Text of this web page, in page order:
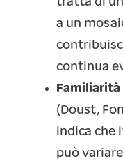
tratta di
a un
continua
Familiarità
(Doust,
indica che
può